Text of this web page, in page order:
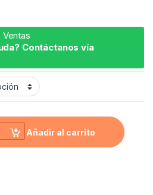
Contáctanos vía
quantity
Añadir al carrito